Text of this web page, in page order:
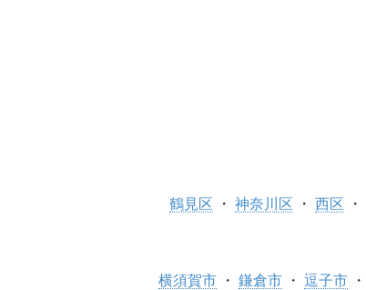
鶴見区
神奈川区 西区
横須賀市
鎌倉市 逗子市